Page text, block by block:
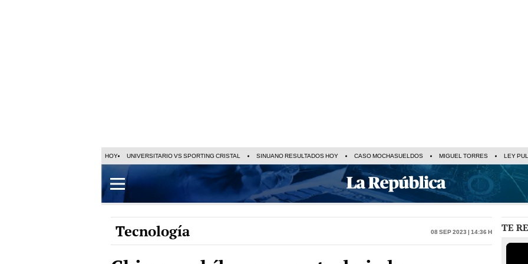
HOY UNIVERSITARIO VS SPORTING CRISTAL SINUANO RESULTADOS HOY CASO MOCHASUELDOS MIGUEL TORRES LEY
Tecnología 08 Sep 2023 | 14:36 h TE